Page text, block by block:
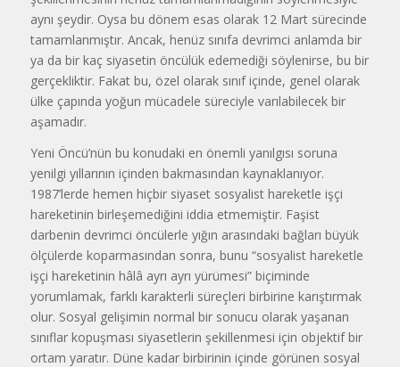
aynı şeydir. Oysa bu dönem esas olarak 12 Mart sürecinde
tamamlanmıştır. Ancak, henüz sınıfa devrimci anlamda bir
ya da bir kaç siyasetin öncülük edemediği söylenirse, bu bir
gerçekliktir. Fakat bu, özel olarak sınıf içinde, genel olarak
ülke çapında yoğun mücadele süreciyle varılabilecek bir
aşamadır.
Yeni Öncü’nün bu konudaki en önemli yanılgısı soruna
yenilgi yıllarının içinden bakmasından kaynaklanıyor.
1987’lerde hemen hiçbir siyaset sosyalist hareketle işçi
hareketinin birleşemediğini iddia etmemiştir. Faşist
darbenin devrimci öncülerle yığın arasındaki bağları büyük
ölçülerde koparmasından sonra, bunu “sosyalist hareketle
işçi hareketinin hâlâ ayrı ayrı yürümesi” biçiminde
yorumlamak, farklı karakterli süreçleri birbirine karıştırmak
olur. Sosyal gelişimin normal bir sonucu olarak yaşanan
sınıflar kopuşması siyasetlerin şekillenmesi için objektif bir
ortam yaratır. Düne kadar birbirinin içinde görünen sosyal